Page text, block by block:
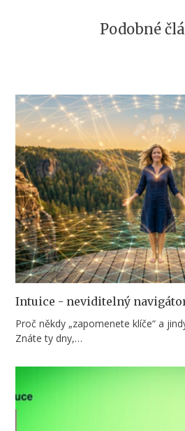
Podobné
Intuice - neviditelný
Proč někdy „zapomenete klíče“ a
Znáte ty dny,…